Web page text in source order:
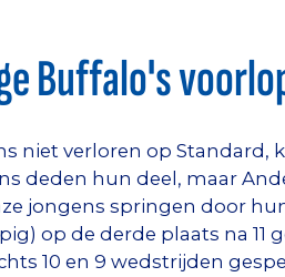
Buffalo's
niet verloren op Standard,
deden hun deel, maar
jongens springen door
op de derde plaats na 11
10 en 9 wedstrijden